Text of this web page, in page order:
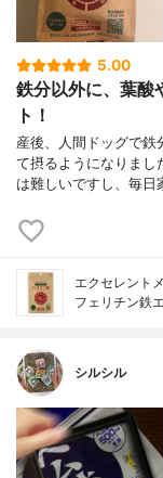
5.00
鉄分以外に、葉酸
ト！
産後、人間ドッグで鉄
て摂るようになりまし
は難しいですし、毎
エクセレント
フェリチン鉄
シルシル